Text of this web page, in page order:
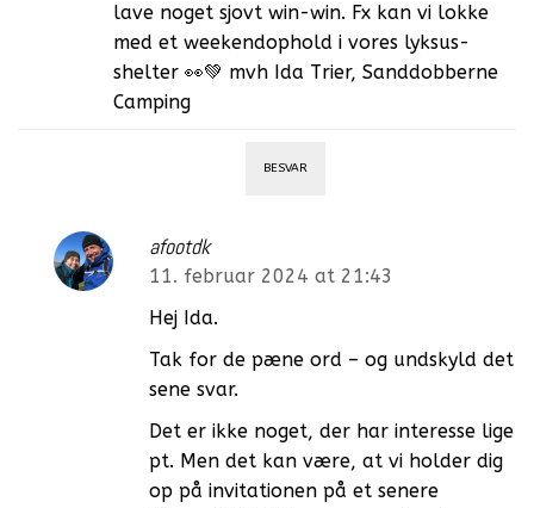
lave noget sjovt win-win. Fx kan vi lokke
med et weekendophold i vores lyksus-
shelter 👀💚 mvh Ida Trier, Sanddobberne
Camping
BESVAR
afootdk
11. februar 2024 at 21:43
Hej Ida.
Tak for de pæne ord – og undskyld det
sene svar.
Det er ikke noget, der har interesse lige
pt. Men det kan være, at vi holder dig
op på invitationen på et senere